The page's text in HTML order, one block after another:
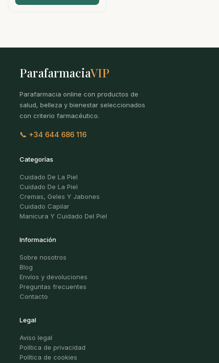
ParafarmaciaVIP
Parafarmacia online con productos de
salud, belleza y bienestar seleccionados
con criterio farmacéutico.
📞 +34 644 686 116
Categorías
Cuidado De La Piel
Cuidado De La Piel
Cremas, Geles Y Jabones
Cuidado Capilar
Manicura Y Cuidado Del Piel
Información
Sobre nosotros
Blog
Envíos y devoluciones
Preguntas frecuentes
Contacto
Legal
Aviso legal
Política de privacidad
Política de cookies